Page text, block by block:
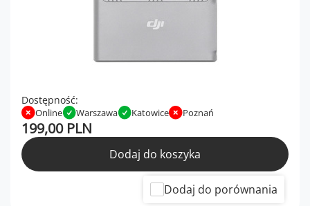
Dostępność:
Online Warszawa Katowice Poznań
199,00 PLN
Dodaj do koszyka
Dodaj do porównania